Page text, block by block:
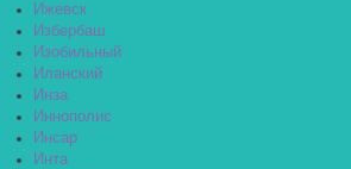
Ижевск
Избербаш
Изобильный
Иланский
Инза
Иннополис
Инсар
Инта